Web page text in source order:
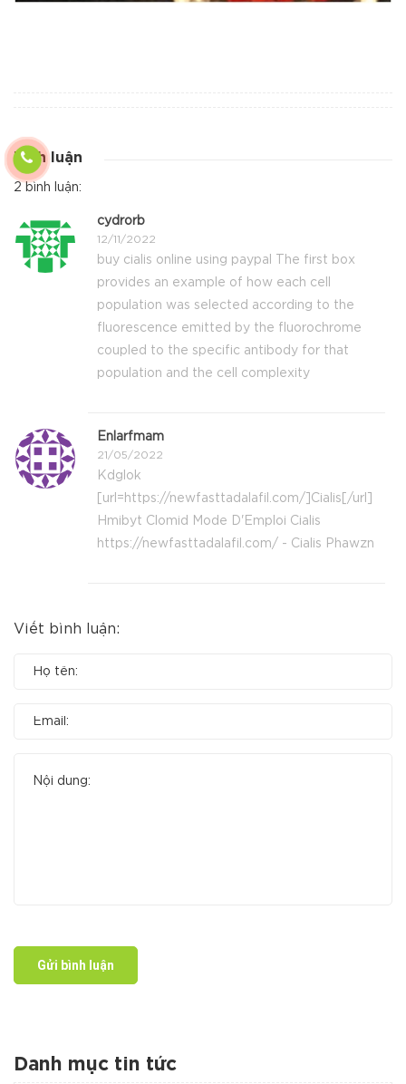
Bình luận
2 bình luận:
cydrorb
12/11/2022
buy cialis online using paypal The first box
provides an example of how each cell
population was selected according to the
fluorescence emitted by the fluorochrome
coupled to the specific antibody for that
population and the cell complexity
Enlarfmam
21/05/2022
Kdglok
[url=https://newfasttadalafil.com/]Cialis[/url]
Hmibyt Clomid Mode D'Emploi Cialis
https://newfasttadalafil.com/ - Cialis Phawzn
Viết bình luận:
Gửi bình luận
Danh mục tin tức